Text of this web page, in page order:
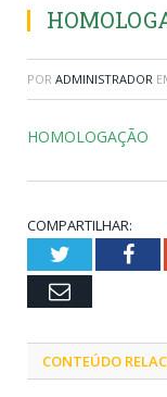
POR ADMINISTRADOR
HOMOLOGAÇÃO
COMPARTILHAR:
Twitter
Email
CONTEÚDO